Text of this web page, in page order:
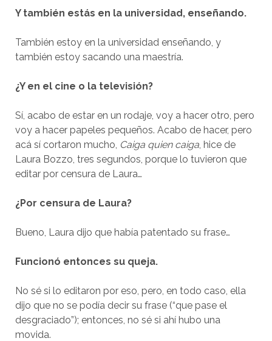
Y también estás en la universidad, enseñando.
También estoy en la universidad enseñando, y
también estoy sacando una maestría.
¿Y en el cine o la televisión?
Sí, acabo de estar en un rodaje, voy a hacer otro, pero
voy a hacer papeles pequeños. Acabo de hacer, pero
acá sí cortaron mucho, Caiga quien caiga, hice de
Laura Bozzo, tres segundos, porque lo tuvieron que
editar por censura de Laura…
¿Por censura de Laura?
Bueno, Laura dijo que había patentado su frase…
Funcionó entonces su queja.
No sé si lo editaron por eso, pero, en todo caso, ella
dijo que no se podía decir su frase (“que pase el
desgraciado”); entonces, no sé si ahí hubo una
movida.